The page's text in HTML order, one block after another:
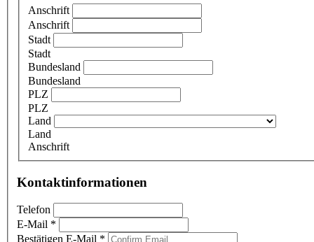
Anschrift
Anschrift
Stadt
Stadt
Bundesland
Bundesland
PLZ
PLZ
Land
Land
Anschrift
Kontaktinformationen
Telefon
E-Mail *
Bestätigen E-Mail *